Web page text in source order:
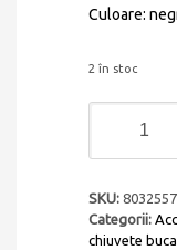
Culoare:
2 în stoc
ventil
si
preaplin
SKU:
Categorii:
chiuvete